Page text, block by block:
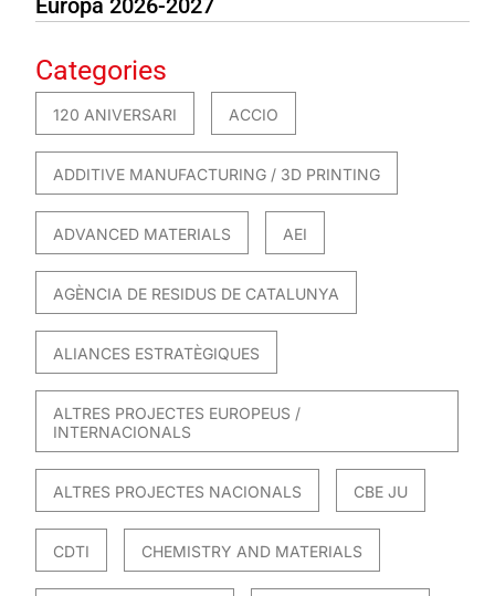
Categories
120 ANIVERSARI ACCIO
ADDITIVE MANUFACTURING / 3D PRINTING
ADVANCED MATERIALS AEI
AGÈNCIA DE RESIDUS DE CATALUNYA
ALIANCES ESTRATÈGIQUES
ALTRES PROJECTES EUROPEUS /
INTERNACIONALS
ALTRES PROJECTES NACIONALS CBE JU
CDTI CHEMISTRY AND MATERIALS